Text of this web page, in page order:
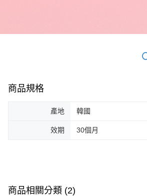
商品規格
產地 韓國
效期 30個月
商品相關分類 (2)